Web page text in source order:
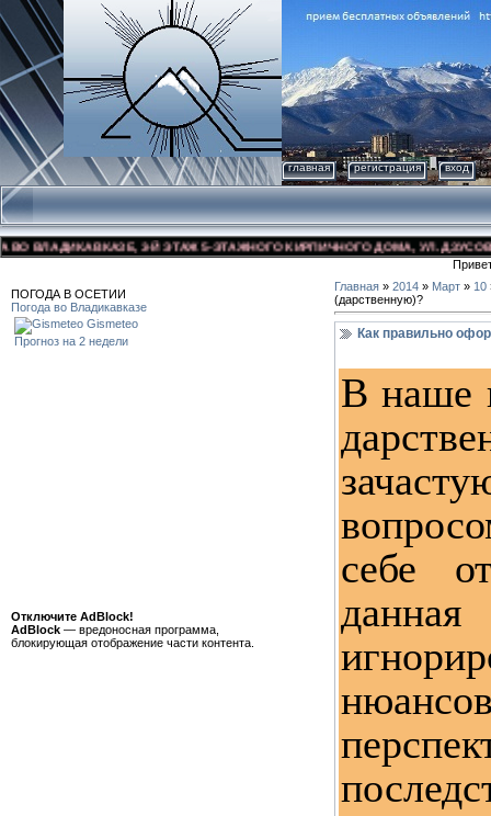
главная регистрация вход
3-Й ЭТАЖ 5-ЭТАЖНОГО КИРПИЧНОГО ДОМА, УЛ. ДЗУСОВА 17/1,
ПОГОДА В ОСЕТИИ
Погода во Владикавказе
Gismeteo
Прогноз на 2 недели
Отключите AdBlock!
AdBlock — вредоносная программа,
блокирующая отображение части контента.
Главная » 2014 » Март » 10
(дарственную)?
Как правильно
В наше
себе